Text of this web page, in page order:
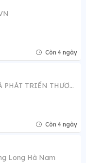
Còn 4 ngày
CÔNG TY TNHH TƯ VẤN VÀ PHÁT TRIỂN THƯƠNG HIỆU AMC VIỆT NAM
Còn 4 ngày
Long Hà Nam